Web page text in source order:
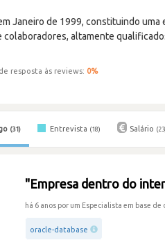
Janeiro de 1999, constituindo
colaboradores, altamente
resposta às reviews: 0%
(31) Entrevista (18) Salário
"Empresa dentro do
há 6 anos por um Especialista em base de
oracle-database